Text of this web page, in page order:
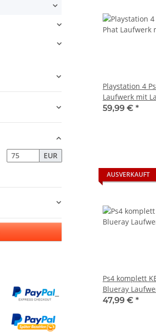
Playstation 4
Laufwerk mit
KEM-496
59,99 € *
AUSVERKAUFT
Ps4 komplett
Blueray
Playstation4 mit
47,99 € *
EUR